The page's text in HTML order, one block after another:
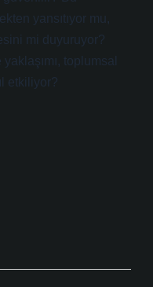
yansıtıyor mu,
mi duyuruyor?
toplumsal
etkiliyor?